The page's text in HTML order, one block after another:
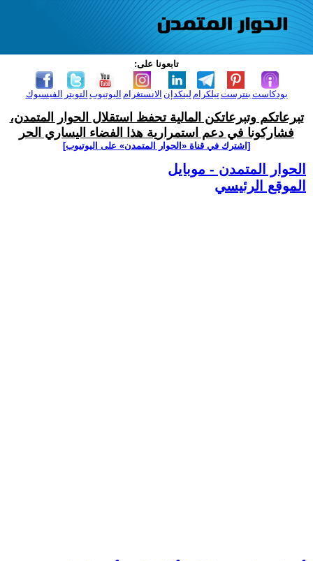
تابعونا على:
الفيسبوك التويتر اليوتيوب الانستغرام لينكدإن تيلكرامبنترست بودكاست
تبرعاتكم وتبرعاتكن المالية تحفظ استقلال الحوار المتمدن،
فشاركونا في دعم استمرارية هذا الفضاء اليساري الحر
[اشترك في قناة ‫«الحوار المتمدن» على اليوتيوب]
الحوار المتمدن - موبايل
الموقع الرئيسي